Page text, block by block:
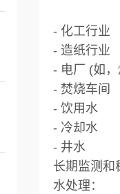
- 化工行业
- 造纸行业
- 电厂 (如
- 焚烧车间
- 饮用水
- 冷却水
- 井水
长期监测和
水处理：